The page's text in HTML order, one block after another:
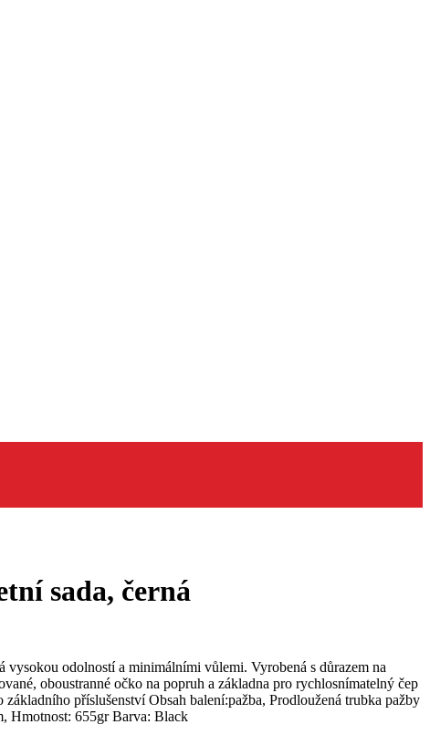
sada, černá
odolností a minimálními vůlemi. Vyrobená s důrazem na
oboustranné očko na popruh a základna pro rychlosnímatelný čep
příslušenství Obsah balení:pažba, Prodloužená trubka pažby
Hmotnost: 655gr Barva: Black